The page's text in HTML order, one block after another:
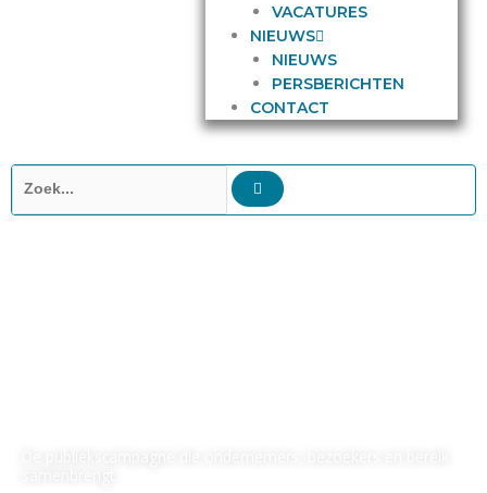
VACATURES
NIEUWS
NIEUWS
PERSBERICHTEN
CONTACT
Zoeken